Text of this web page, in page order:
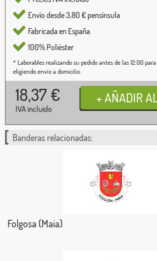
Envío desde 3,80 € pensínsula
Fabricada en España
100% Poliéster
* Laborables realizando su pedido antes de las 12:00
eligiendo envío a domicilio.
18,37 €
IVA incluido
Banderas relacionadas:
Folgosa (Maia)